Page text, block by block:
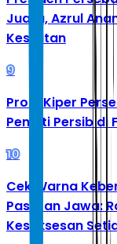
Juara, Azrul
Kesulitan
9
Profil Kiper
Penalti Persib di
10
Cek Warna
Pasaran Jawa:
Kesuksesan